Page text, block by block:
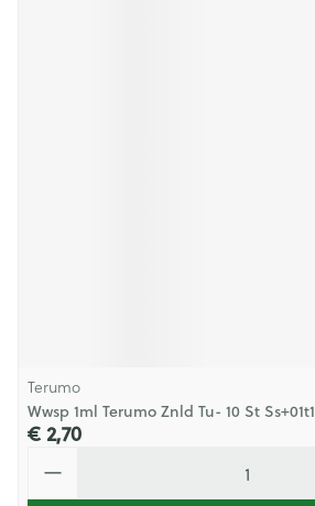
Terumo
Wwsp 1ml Terumo Znld Tu- 10 St Ss+01t1
€ 2,70